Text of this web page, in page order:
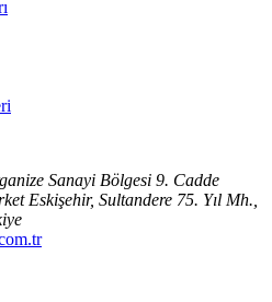
Sanayi Bölgesi 9. Cadde
Eskişehir, Sultandere 75. Yıl Mh.,